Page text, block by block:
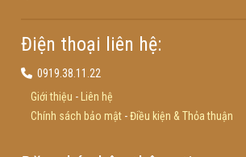
Điện thoại liên hệ:
0919.38.11.22
Giới thiệu -
Liên hệ
Chính sách bảo mật-Điều kiện & Thỏa thuận